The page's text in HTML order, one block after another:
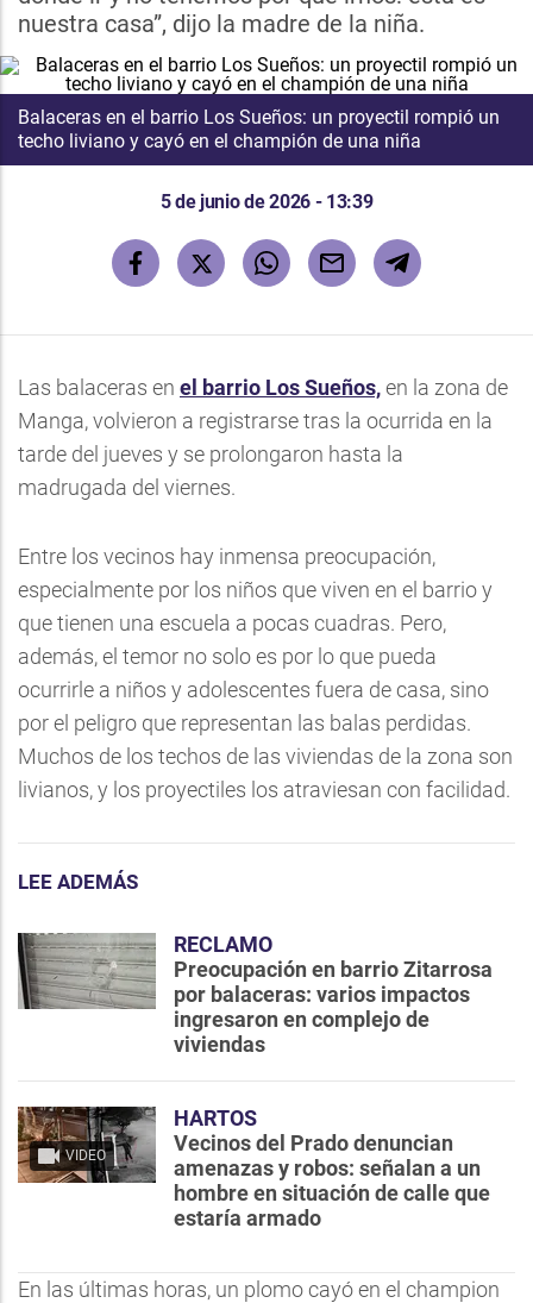
nuestra casa”, dijo la madre de la niña.
Balaceras en el barrio Los Sueños: un proyectil rompió un
techo liviano y cayó en el champión de una niña
5 de junio de 2026 - 13:39
Las balaceras en el barrio Los Sueños,en la zona de
Manga, volvieron a registrarse tras la ocurrida en la
tarde del jueves y se prolongaron hasta la
madrugada del viernes.
Entre los vecinos hay inmensa preocupación,
especialmente por los niños que viven en el barrio y
que tienen una escuela a pocas cuadras. Pero,
además, el temor no solo es por lo que pueda
ocurrirle a niños y adolescentes fuera de casa, sino
por el peligro que representan las balas perdidas.
Muchos de los techos de las viviendas de la zona son
livianos, y los proyectiles los atraviesan con facilidad.
LEE ADEMÁS
RECLAMO
Preocupación en barrio Zitarrosa
por balaceras: varios impactos
ingresaron en complejo de
viviendas
VIDEO
HARTOS
Vecinos del Prado denuncian
amenazas y robos: señalan a un
hombre en situación de calle que
estaría armado
En las últimas horas, un plomo cayó en el champion